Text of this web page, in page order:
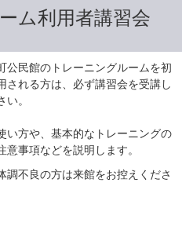
ム利用者講習会
公民館のトレーニングルームを初
される方は、必ず講習会を受講し
い。
い方や、基本的なトレーニングの
意事項などを説明します。
調不良の方は来館をお控えくださ